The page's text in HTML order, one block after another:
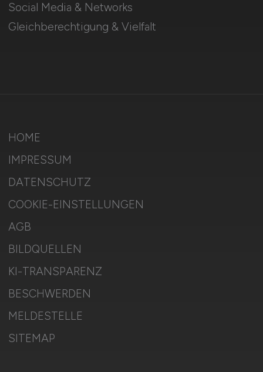
Social Media & Networks
Gleichberechtigung & Vielfalt
HOME
IMPRESSUM
DATENSCHUTZ
COOKIE-EINSTELLUNGEN
AGB
BILDQUELLEN
KI-TRANSPARENZ
BESCHWERDEN
MELDESTELLE
SITEMAP